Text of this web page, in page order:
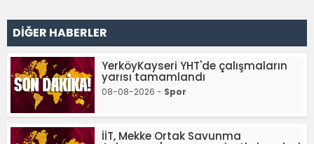
DİĞER HABERLER
YerköyKayseri YHT'de çalışmaların
yarısı tamamlandı
08-08-2026 - Spor
İİT, Mekke Ortak Savunma